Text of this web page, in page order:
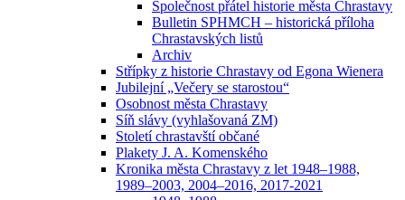
Společnost přátel historie města Chrastavy
Bulletin SPHMCH – historická příloha
Chrastavských listů
Archiv
Střípky z historie Chrastavy od Egona Wienera
Jubilejní „Večery se starostou“
Osobnost města Chrastavy
Síň slávy (vyhlašovaná ZM)
Století chrastavští občané
Plakety J. A. Komenského
Kronika města Chrastavy z let 1948–1988,
1989–2003, 2004–2016, 2017-2021